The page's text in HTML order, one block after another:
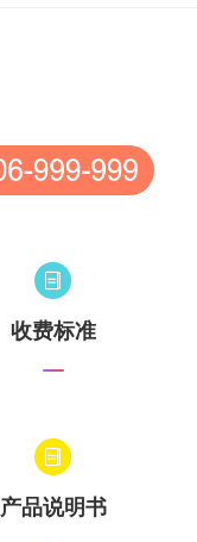
收费标准
产品说明书